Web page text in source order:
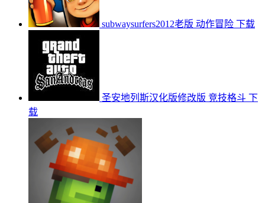
subwaysurfers2012老版 动作冒险 下载
圣安地列斯汉化版修改版 竞技格斗 下
载